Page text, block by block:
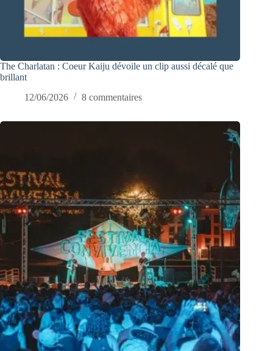
The Charlatan : Coeur Kaiju dévoile un clip aussi décalé que
brillant
12/06/2026
8 commentaires